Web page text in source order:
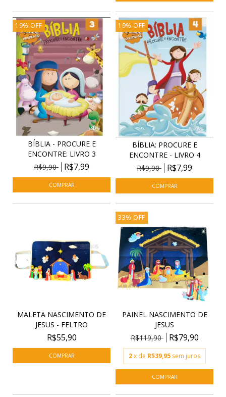
19% OFF
BÍBLIA - PROCURE E
ENCONTRE: LIVRO 3
R$9,90
R$7,99
19% OFF
BÍBLIA: PROCURE E
ENCONTRE - LIVRO 4
R$9,90
R$7,99
MALETA NASCIMENTO DE
JESUS - FELTRO
R$55,90
33% OFF
PAINEL NASCIMENTO DE
JESUS
R$119,90
R$79,90
2x de R$39,95 sem juros